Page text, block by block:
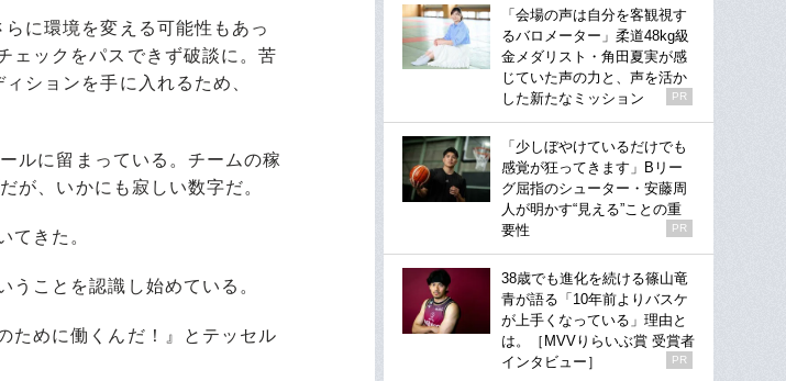
に環境を変える可能性もあっ
ェックをパスできず破談に。苦
ションを手に入れるため、
ルに留まっている。チームの稼
が、いかにも寂しい数字だ。
てきた。
ことを認識し始めている。
ために働くんだ！』とテッセル
「会場の声は自分を客観視す
るバロメーター」柔道48kg級
金メダリスト・角田夏実が感
じていた声の力と、声を活か
した新たなミッション
PR
「少しぼやけているだけでも
感覚が狂ってきます」Bリー
グ屈指のシューター・安藤周
人が明かす“見える”ことの重
要性
PR
38歳でも進化を続ける篠山竜
青が語る「10年前よりバスケ
が上手くなっている」理由と
は。［MVVりらいぶ賞 受賞者
インタビュー］
PR